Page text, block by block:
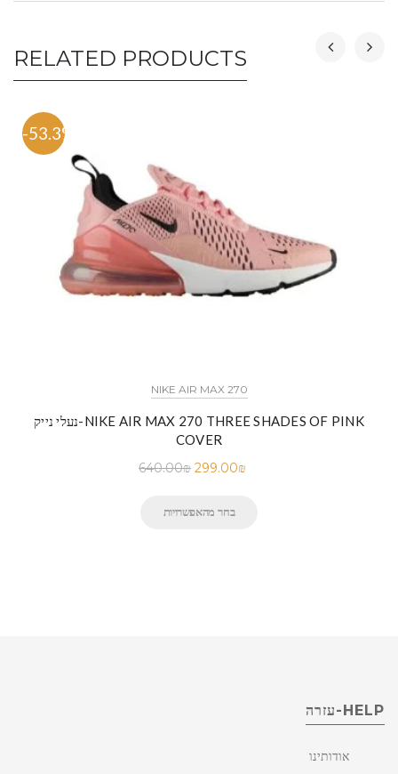
RELATED PRODUCTS
-53.3%
NIKE AIR MAX 270
נעלי נייק-NIKE AIR MAX 270 THREE SHADES OF PINK
COVER
640.00₪ 299.00₪
בחר מהאפשרויות
HELP-עזרה
אודותינו